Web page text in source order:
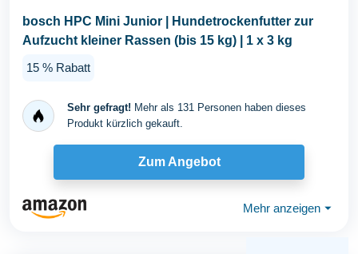
bosch HPC Mini Junior | Hundetrockenfutter zur
Aufzucht kleiner Rassen (bis 15 kg) | 1 x 3 kg
15 % Rabatt
Sehr gefragt! Mehr als 131 Personen haben dieses
Produkt kürzlich gekauft.
Zum Angebot
Mehr anzeigen ⏷